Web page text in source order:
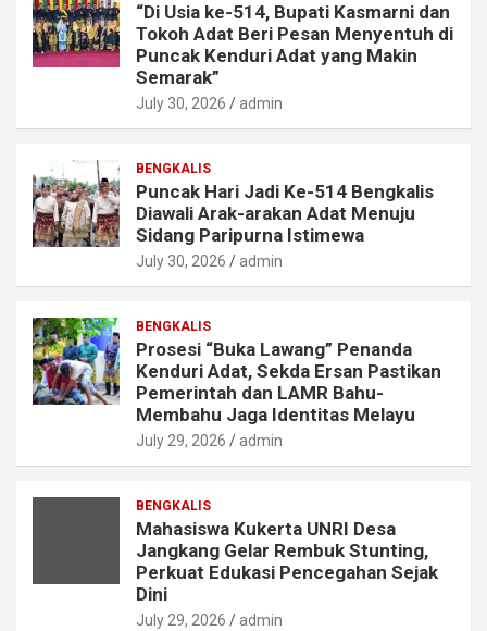
“Di Usia ke-514, Bupati Kasmarni dan
Tokoh Adat Beri Pesan Menyentuh di
Puncak Kenduri Adat yang Makin
Semarak”
July 30, 2026 admin
BENGKALIS
Puncak Hari Jadi Ke-514 Bengkalis
Diawali Arak-arakan Adat Menuju
Sidang Paripurna Istimewa
July 30, 2026 admin
BENGKALIS
Prosesi “Buka Lawang” Penanda
Kenduri Adat, Sekda Ersan Pastikan
Pemerintah dan LAMR Bahu-
Membahu Jaga Identitas Melayu
July 29, 2026 admin
BENGKALIS
Mahasiswa Kukerta UNRI Desa
Jangkang Gelar Rembuk Stunting,
Perkuat Edukasi Pencegahan Sejak
Dini
July 29, 2026 admin